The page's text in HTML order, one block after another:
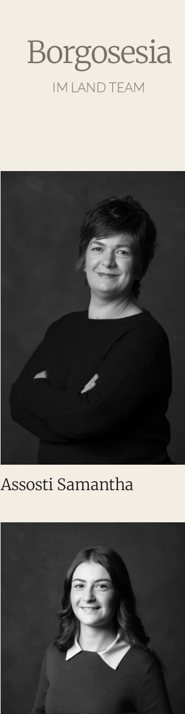
Borgosesia
IM LAND TEAM
Assosti Samantha